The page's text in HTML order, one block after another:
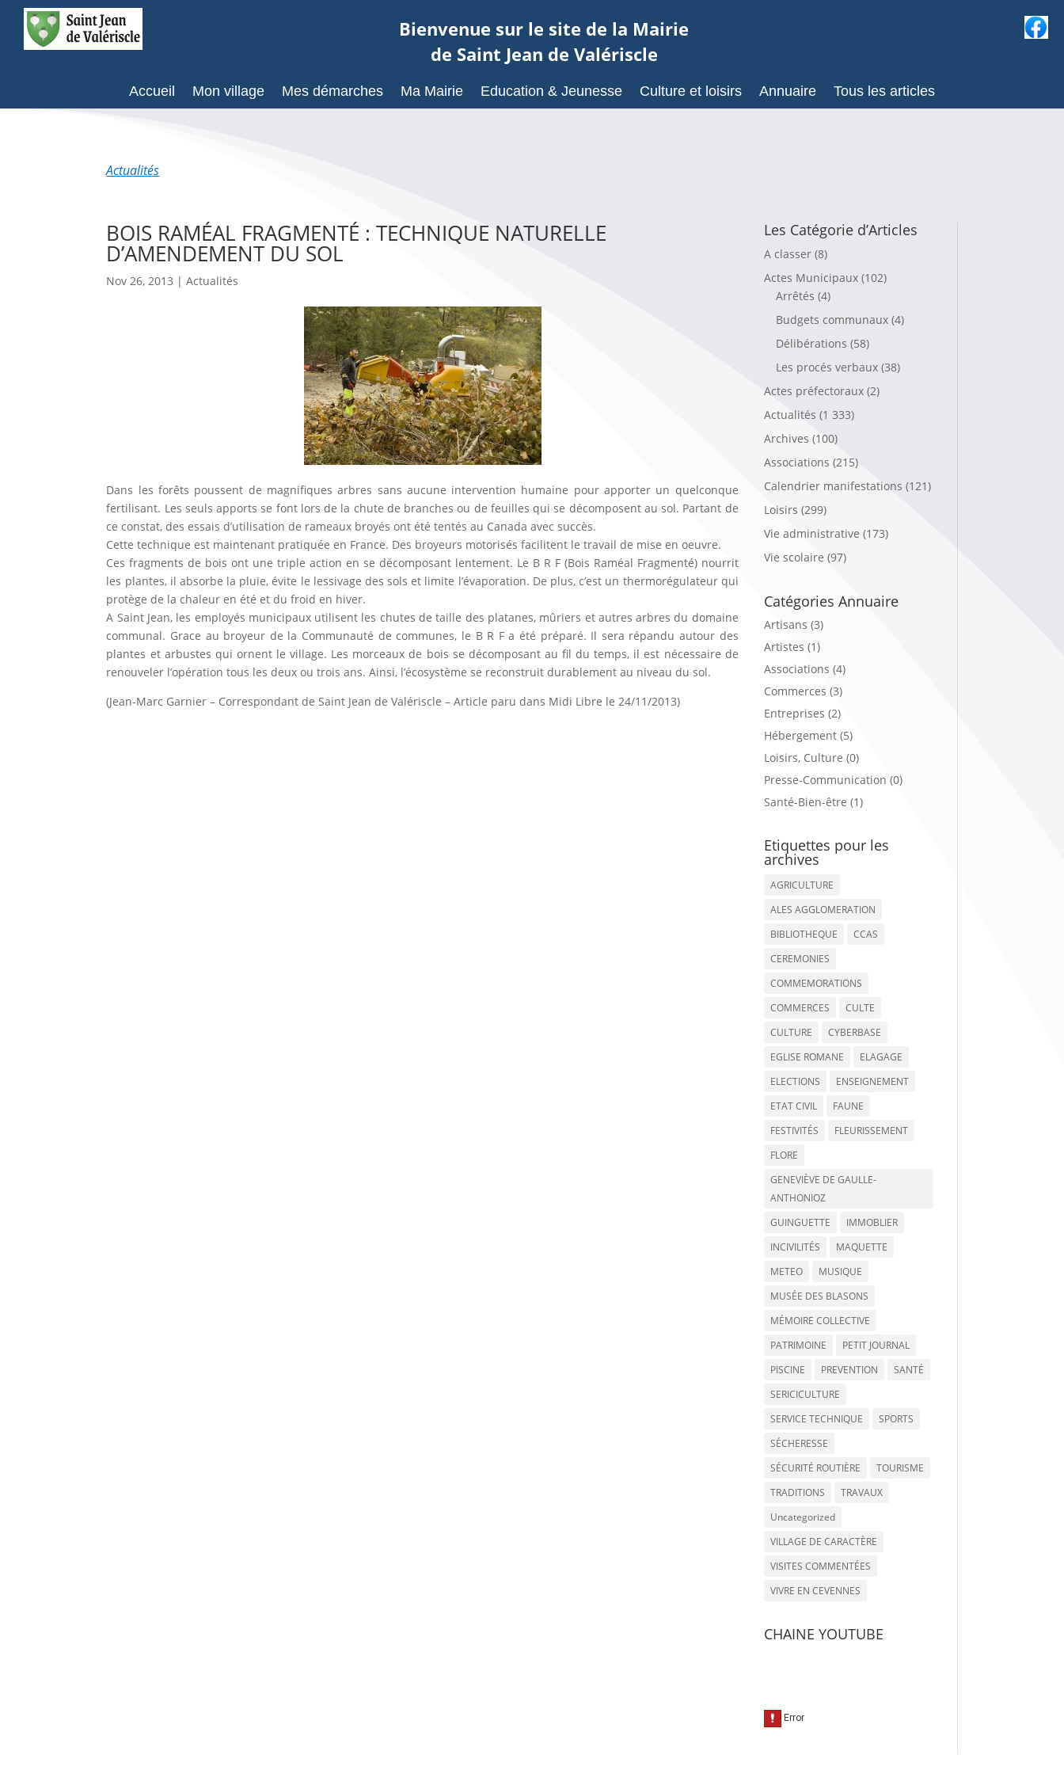
Bienvenue sur le site de la Mairie
de Saint Jean de Valériscle
Accueil Mon village Mes démarches Ma Mairie Education & Jeunesse Culture et loisirs Annuaire Tous les articles
Actualités
BOIS RAMÉAL FRAGMENTÉ : TECHNIQUE NATURELLE
D’AMENDEMENT DU SOL
Nov 26, 2013 |Actualités
Dans les forêts poussent de magnifiques arbres sans aucune intervention humaine pour apporter un quelconque
fertilisant. Les seuls apports se font lors de la chute de branches ou de feuilles qui se décomposent au sol. Partant de
ce constat, des essais d’utilisation de rameaux broyés ont été tentés au Canada avec succès.
Cette technique est maintenant pratiquée en France. Des broyeurs motorisés facilitent le travail de mise en oeuvre.
Ces fragments de bois ont une triple action en se décomposant lentement. Le B R F (Bois Raméal Fragmenté) nourrit
les plantes, il absorbe la pluie, évite le lessivage des sols et limite l’évaporation. De plus, c’est un thermorégulateur qui
protège de la chaleur en été et du froid en hiver.
A Saint Jean, les employés municipaux utilisent les chutes de taille des platanes, mûriers et autres arbres du domaine
communal. Grace au broyeur de la Communauté de communes, le B R F a été préparé. Il sera répandu autour des
plantes et arbustes qui ornent le village. Les morceaux de bois se décomposant au fil du temps, il est nécessaire de
renouveler l’opération tous les deux ou trois ans. Ainsi, l’écosystème se reconstruit durablement au niveau du sol.
(Jean-Marc Garnier – Correspondant de Saint Jean de Valériscle – Article paru dans Midi Libre le 24/11/2013)
Les Catégorie d’Articles
A classer(8)
Actes Municipaux(102)
Arrêtés (4)
Budgets communaux(4)
Délibérations (58)
Les procés verbaux(38)
Actes préfectoraux(2)
Actualités (1 333)
Archives (100)
Associations (215)
Calendrier manifestations (121)
Loisirs (299)
Vie administrative (173)
Vie scolaire (97)
Catégories Annuaire
Artisans (3)
Artistes (1)
Associations (4)
Commerces (3)
Entreprises (2)
Hébergement (5)
Loisirs, Culture (0)
Presse-Communication (0)
Santé-Bien-être (1)
Etiquettes pour les
archives
AGRICULTURE
ALES AGGLOMERATION
BIBLIOTHEQUE
CCAS
CEREMONIES
COMMEMORATIONS
COMMERCES
CULTE
CULTURE
CYBERBASE
EGLISE ROMANE
ELAGAGE
ELECTIONS
ENSEIGNEMENT
ETAT CIVIL
FAUNE
FESTIVITÉS
FLEURISSEMENT
FLORE
GENEVIÈVE DE GAULLE-
ANTHONIOZ
GUINGUETTE
IMMOBLIER
INCIVILITÉS
MAQUETTE
METEO
MUSIQUE
MUSÉE DES BLASONS
MÉMOIRE COLLECTIVE
PATRIMOINE
PETIT JOURNAL
PISCINE
PREVENTION
SANTÉ
SERICICULTURE
SERVICE TECHNIQUE
SPORTS
SÉCHERESSE
SÉCURITÉ ROUTIÈRE
TOURISME
TRADITIONS
TRAVAUX
Uncategorized
VILLAGE DE CARACTÈRE
VISITES COMMENTÉES
VIVRE EN CEVENNES
CHAINE YOUTUBE